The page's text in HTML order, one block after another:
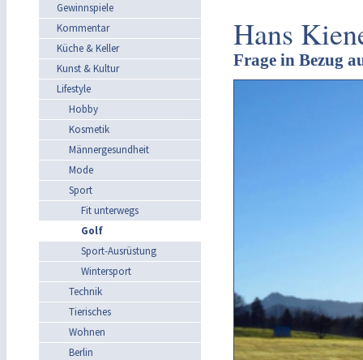
Gewinnspiele
Kommentar
Küche & Keller
Kunst & Kultur
Lifestyle
Hobby
Kosmetik
Männergesundheit
Mode
Sport
Fit unterwegs
Golf
Sport-Ausrüstung
Wintersport
Technik
Tierisches
Wohnen
Berlin
Hans
Frage in Bezug